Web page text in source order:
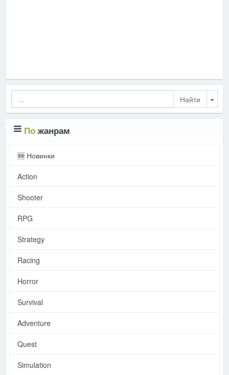
По жанрам
🆕 Новинки
Action
Shooter
RPG
Strategy
Racing
Horror
Survival
Adventure
Quest
Simulation